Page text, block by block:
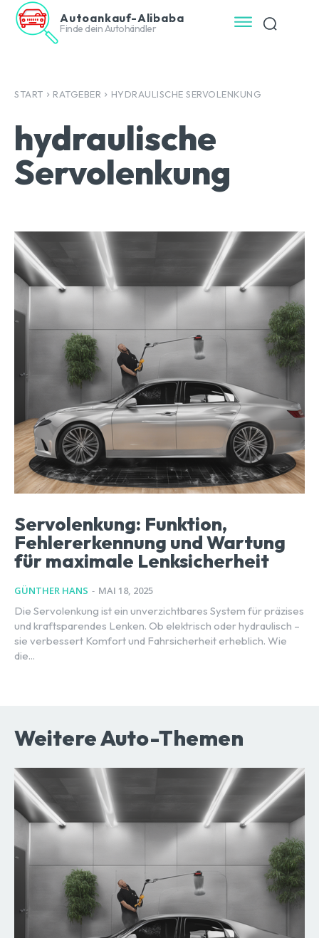
Autoankauf-Alibaba
Finde dein Autohändler
START RATGEBER HYDRAULISCHE SERVOLENKUNG
hydraulische
Servolenkung
Servolenkung: Funktion,
Fehlererkennung und Wartung
für maximale Lenksicherheit
GÜNTHER HANS - MAI 18, 2025
Die Servolenkung ist ein unverzichtbares System für präzises
und kraftsparendes Lenken. Ob elektrisch oder hydraulisch –
sie verbessert Komfort und Fahrsicherheit erheblich. Wie
die...
Weitere Auto-Themen